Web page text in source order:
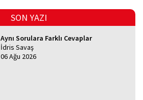
SON YAZI
Aynı Sorulara Farklı Cevaplar
İdris Savaş
06 Ağu 2026